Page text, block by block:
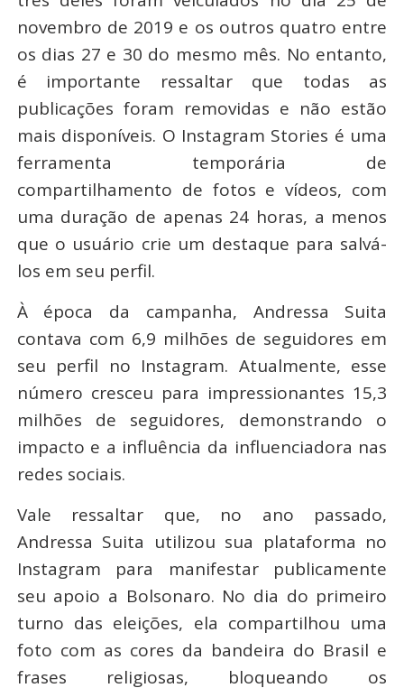
novembro de 2019 e os outros quatro entre
os dias 27 e 30 do mesmo mês. No entanto,
é importante ressaltar que todas as
publicações foram removidas e não estão
mais disponíveis. O Instagram Stories é uma
ferramenta temporária de
compartilhamento de fotos e vídeos, com
uma duração de apenas 24 horas, a menos
que o usuário crie um destaque para salvá-
los em seu perfil.
À época da campanha, Andressa Suita
contava com 6,9 milhões de seguidores em
seu perfil no Instagram. Atualmente, esse
número cresceu para impressionantes 15,3
milhões de seguidores, demonstrando o
impacto e a influência da influenciadora nas
redes sociais.
Vale ressaltar que, no ano passado,
Andressa Suita utilizou sua plataforma no
Instagram para manifestar publicamente
seu apoio a Bolsonaro. No dia do primeiro
turno das eleições, ela compartilhou uma
foto com as cores da bandeira do Brasil e
frases religiosas, bloqueando os